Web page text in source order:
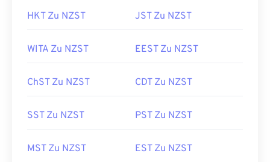
HKT Zu NZST JST Zu NZST
WITA Zu NZST EEST Zu NZST
ChST Zu NZST CDT Zu NZST
SST Zu NZST PST Zu NZST
MST Zu NZST EST Zu NZST